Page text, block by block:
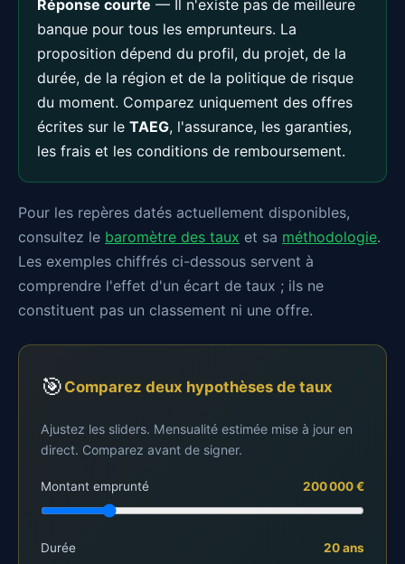
Réponse courte — Il n'existe pas de meilleure
banque pour tous les emprunteurs. La
proposition dépend du profil, du projet, de la
durée, de la région et de la politique de risque
du moment. Comparez uniquement des offres
écrites sur le TAEG, l'assurance, les garanties,
les frais et les conditions de remboursement.
Pour les repères datés actuellement disponibles,
consultez le baromètre des taux et sa méthodologie.
Les exemples chiffrés ci-dessous servent à
comprendre l'effet d'un écart de taux ; ils ne
constituent pas un classement ni une offre.
🎯 Comparez deux hypothèses de taux
Ajustez les sliders. Mensualité estimée mise à jour en
direct. Comparez avant de signer.
Montant emprunté 200 000 €
Durée 20 ans